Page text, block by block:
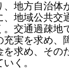
地方自治体
地域公共交
交通過疎地
実を求め、
求め、その
く。